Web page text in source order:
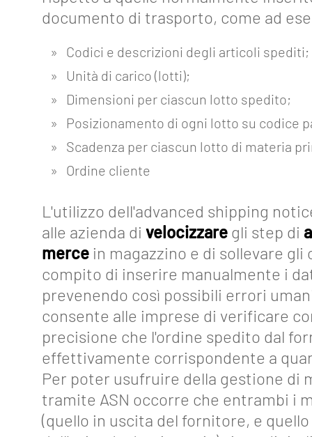
Strumenti
Collegamenti
Industria
4.0
Eventi
Glossario
Blog
Lavora
con
noi
Mediakit
Contatti
documento di trasporto, come ad
Codici e descrizioni degli articoli spediti;
Unità di carico (lotti);
Dimensioni per ciascun lotto spedito;
Posizionamento di ogni lotto su codice
Scadenza per ciascun lotto di materia
Ordine cliente
L'utilizzo dell'advanced shipping
alle azienda di velocizzare gli step di
merce in magazzino e di sollevare gli
compito di inserire manualmente i
prevenendo così possibili errori
consente alle imprese di verificare
precisione che l'ordine spedito dal
effettivamente corrispondente a
Per poter usufruire della gestione di
tramite ASN occorre che entrambi i
(quello in uscita del fornitore, e